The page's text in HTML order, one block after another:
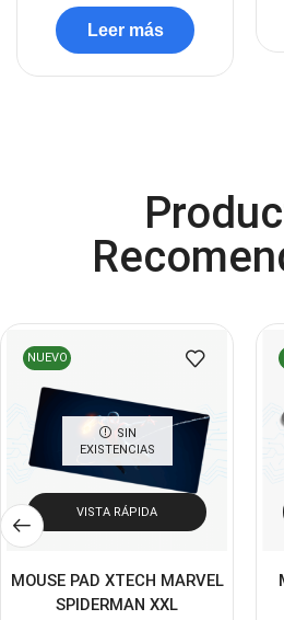
Cargadores (49)
Case Gamers (12)
Componentes
Conectividad
Consumibles (121)
Control Remoto (2)
Convertidores Señales
Cooler (13)
Cooler Gamer
Dell (3)
Discos Duros (4)
Discos Duros Externos
Discos Duros Internos
Leer más
NUEVO
SIN
EXISTENCIAS
VISTA RÁPIDA
MOUSE PAD XTECH MARVEL
SPIDERMAN XXL